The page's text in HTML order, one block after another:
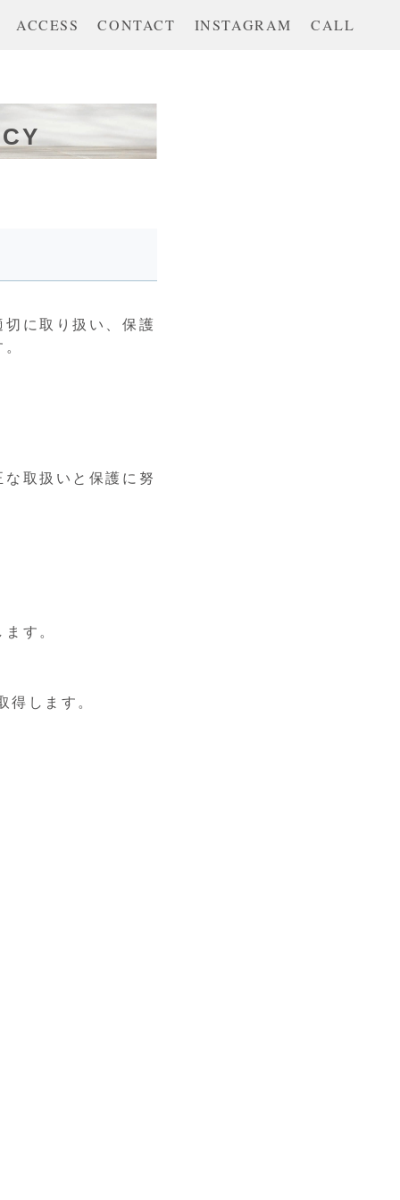
ACCESS CONTACT INSTAGRAM CALL
に取り扱い、保護
取扱いと保護に努
す。
得します。